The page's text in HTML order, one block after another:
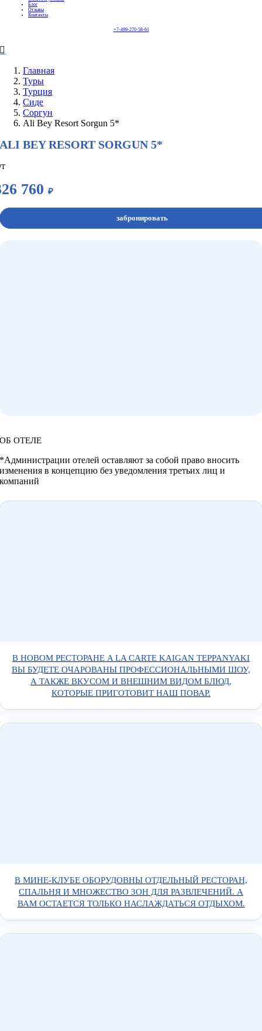
Блог
Отзывы
Контакты
+7-499-270-58-61
Главная
Туры
Турция
Сиде
Соргун
Ali Bey Resort Sorgun 5*
ALI BEY RESORT SORGUN 5*
760₽
забронировать
ОБ ОТЕЛЕ
*Администрации отелей оставляют за собой право вносить
изменения в концепцию без уведомления третьих лиц и
компаний
В НОВОМ РЕСТОРАНЕ A LA CARTE KAIGAN TEPPANYAKI
ВЫ БУДЕТЕ ОЧАРОВАНЫ ПРОФЕССИОНАЛЬНЫМИ ШОУ,
А ТАКЖЕ ВКУСОМ И ВНЕШНИМ ВИДОМ БЛЮД,
КОТОРЫЕ ПРИГОТОВИТ НАШ ПОВАР.
В МИНЕ-КЛУБЕ ОБОРУДОВНЫ ОТДЕЛЬНЫЙ РЕСТОРАН,
СПАЛЬНЯ И МНОЖЕСТВО ЗОН ДЛЯ РАЗВЛЕЧЕНИЙ. А
ВАМ ОСТАЕТСЯ ТОЛЬКО НАСЛАЖДАТЬСЯ ОТДЫХОМ.